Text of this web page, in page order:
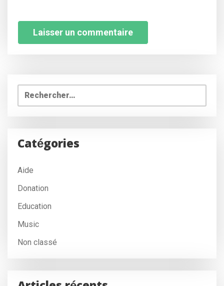
Rechercher :
Catégories
Aide
Donation
Education
Music
Non classé